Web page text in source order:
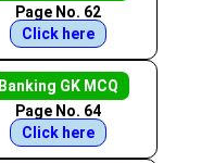
Page No. 62
Click here
Banking GK MCQ
Page No. 64
Click here